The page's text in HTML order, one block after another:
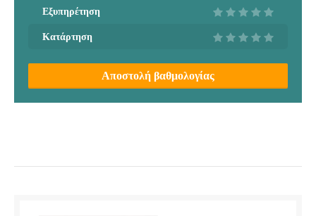
Εξυπηρέτηση
Κατάρτηση
Αποστολή βαθμολογίας